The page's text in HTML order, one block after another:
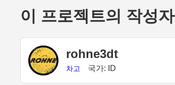
이 프로젝트의 작성자
rohne3dt
차고 국가: ID